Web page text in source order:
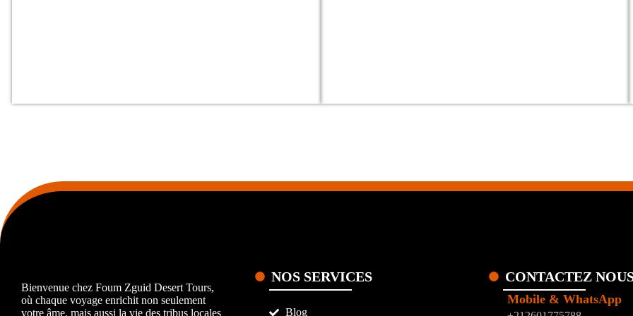
Bienvenue chez Foum Zguid Desert Tours,
où chaque voyage enrichit non seulement
votre âme, mais aussi la vie des tribus locales
NOS SERVICES
Blog
CONTACTEZ
Mobile & WhatsApp